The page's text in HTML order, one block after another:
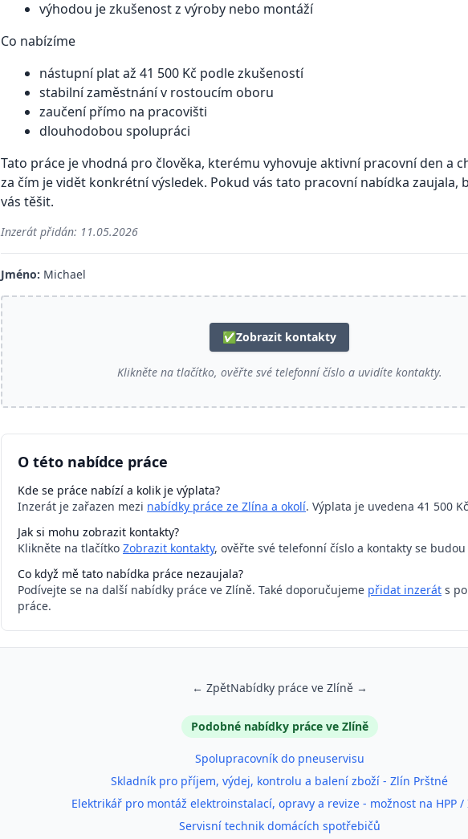
výhodou je zkušenost z výroby nebo montáží
Co nabízíme
nástupní plat až 41 500 Kč podle zkušeností
stabilní zaměstnání v rostoucím oboru
zaučení přímo na pracovišti
dlouhodobou spolupráci
Tato práce je vhodná pro člověka, kterému vyhovuje aktivní pracovní den a
za čím je vidět konkrétní výsledek. Pokud vás tato pracovní nabídka zaujala,
vás těšit.
Inzerát přidán: 11.05.2026
Jméno: Michael
✅Zobrazit kontakty
Klikněte na tlačítko, ověřte své telefonní číslo a uvidíte kontakty.
O této nabídce práce
Kde se práce nabízí a kolik je výplata?
Inzerát je zařazen mezi nabídky práce ze Zlína a okolí. Výplata je uvedena 41 500
Jak si mohu zobrazit kontakty?
Klikněte na tlačítko Zobrazit kontakty, ověřte své telefonní číslo a kontakty se
Co když mě tato nabídka práce nezaujala?
Podívejte se na další nabídky práce ve Zlíně. Také doporučujeme přidat inzerát s
práce.
← ZpětNabídky práce ve Zlíně →
Podobné nabídky práce ve Zlíně
Spolupracovník do pneuservisu
Skladník pro příjem, výdej, kontrolu a balení zboží - Zlín Prštné
Elektrikář pro montáž elektroinstalací, opravy a revize - možnost na HPP /
Servisní technik domácích spotřebičů